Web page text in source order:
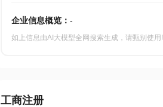
企业信息概览： -
如上信息由AI大模型全网搜索生成，请甄别使用!
工商注册